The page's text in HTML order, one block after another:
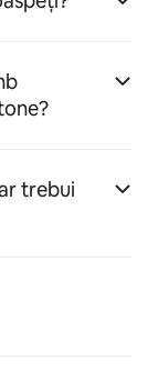
trebui